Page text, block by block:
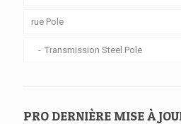
rue Pole
Transmission Steel Pole
PRO DERNIÈRE MISE À